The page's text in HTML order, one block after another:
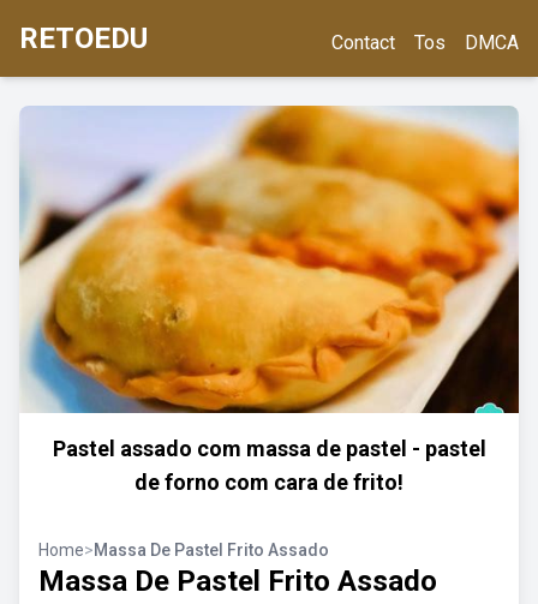
RETOEDU Contact Tos DMCA
Pastel assado com massa de pastel - pastel
de forno com cara de frito!
Home>Massa De Pastel Frito Assado
Massa De Pastel Frito Assado